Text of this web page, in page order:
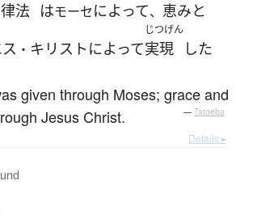
律法 はモーセによって、 恵みと
・ キリスト によって
じつげん
実現
した
given through Moses; grace and
Jesus Christ.
— Tatoeba
Details ▸